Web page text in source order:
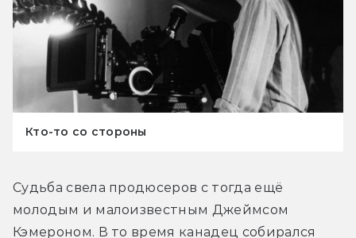
Кто-то со стороны
Судьба свела продюсеров с тогда ещё
молодым и малоизвестным Джеймсом
Кэмероном. В то время канадец собирался